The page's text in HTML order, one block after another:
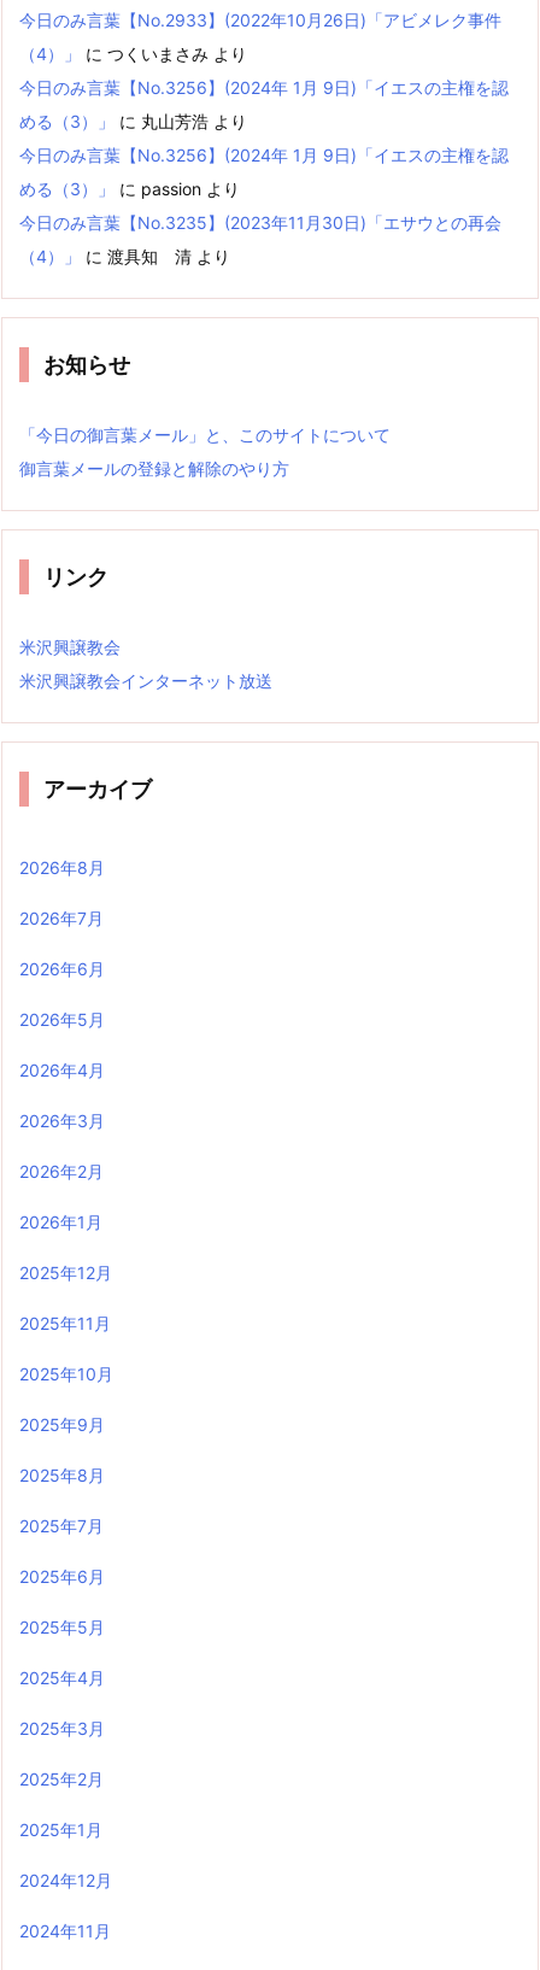
今日のみ言葉【No.2933】(2022年10月26日)「アビメレク事件
（4）」
に つくいまさみ より
今日のみ言葉【No.3256】(2024年 1月 9日)「イエスの主権を認
める（3）」
に 丸山芳浩 より
今日のみ言葉【No.3256】(2024年 1月 9日)「イエスの主権を認
める（3）」
に passion より
今日のみ言葉【No.3235】(2023年11月30日)「エサウとの再会
（4）」
に 渡具知 清 より
お知らせ
「今日の御言葉メール」と、このサイトについて
御言葉メールの登録と解除のやり方
リンク
米沢興譲教会
米沢興譲教会インターネット放送
アーカイブ
2026年8月
2026年7月
2026年6月
2026年5月
2026年4月
2026年3月
2026年2月
2026年1月
2025年12月
2025年11月
2025年10月
2025年9月
2025年8月
2025年7月
2025年6月
2025年5月
2025年4月
2025年3月
2025年2月
2025年1月
2024年12月
2024年11月